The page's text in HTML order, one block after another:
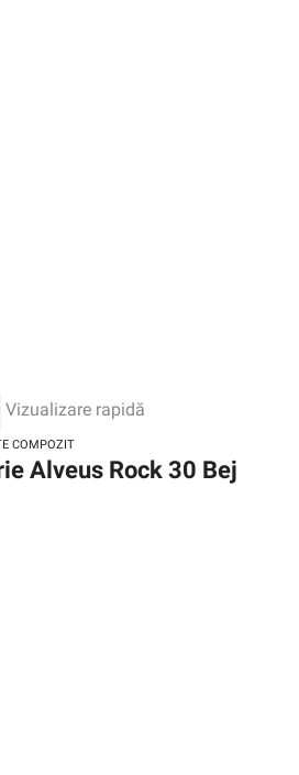
Vizualizare rapidă
COMPOZIT
Alveus Rock 30 Bej